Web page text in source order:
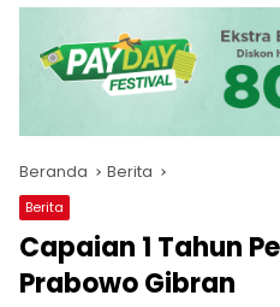
Beranda Berita
Berita
Capaian 1 Tahun
Prabowo Gibran